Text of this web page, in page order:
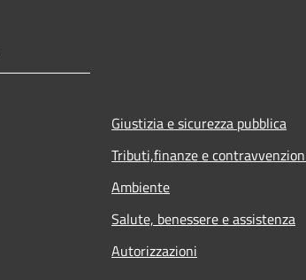
Giustizia e sicurezza pubblica
Tributi,finanze e
Ambiente
Salute, benessere e assistenza
Autorizzazioni